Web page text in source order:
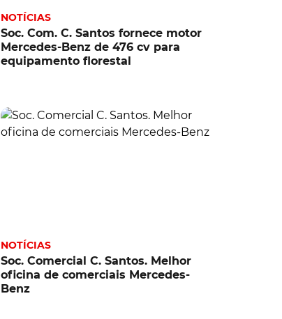
NOTÍCIAS
Soc. Com. C. Santos fornece motor
Mercedes-Benz de 476 cv para
equipamento florestal
NOTÍCIAS
Soc. Comercial C. Santos. Melhor
oficina de comerciais Mercedes-
Benz